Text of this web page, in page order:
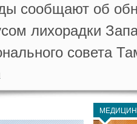
сообщают об
лихорадки
совета